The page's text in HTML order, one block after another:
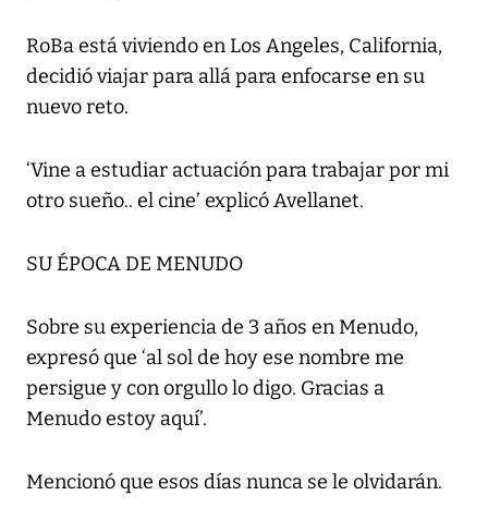
RoBa está viviendo en Los Angeles, California,
decidió viajar para allá para enfocarse en su
nuevo reto.
‘Vine a estudiar actuación para trabajar por mi
otro sueño.. el cine’ explicó Avellanet.
SU ÉPOCA DE MENUDO
Sobre su experiencia de 3 años en Menudo,
expresó que ‘al sol de hoy ese nombre me
persigue y con orgullo lo digo. Gracias a
Menudo estoy aquí’.
Mencionó que esos días nunca se le olvidarán.